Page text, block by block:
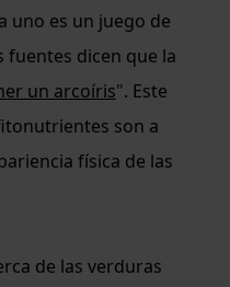
uno es un juego de
dicen que la
un arcoíris". Este
son a
física de las
de las verduras